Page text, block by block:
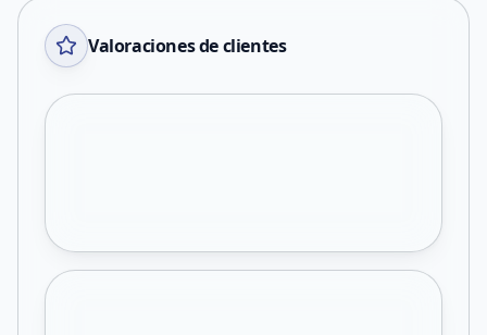
Valoraciones de clientes